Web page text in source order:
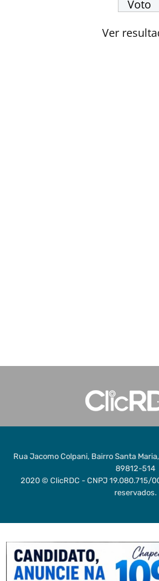
Ver
Rua Jacomo Colpani, Bairro Santa
89812-514
2020 © ClicRDC - CNPJ 19.080.715/
reservados.